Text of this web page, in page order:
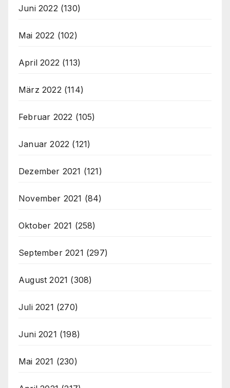
Juni 2022 (130)
Mai 2022 (102)
April 2022 (113)
März 2022 (114)
Februar 2022 (105)
Januar 2022 (121)
Dezember 2021 (121)
November 2021 (84)
Oktober 2021 (258)
September 2021 (297)
August 2021 (308)
Juli 2021 (270)
Juni 2021 (198)
Mai 2021 (230)